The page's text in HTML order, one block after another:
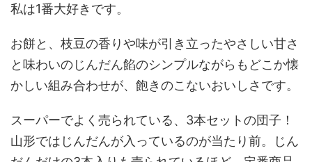
私は1番大好きです。
お餅と、枝豆の香りや味が引き立ったやさしい甘さ
と味わいのじんだん餡のシンプルながらもどこか懐
かしい組み合わせが、飽きのこないおいしさです。
スーパーでよく売られている、3本セットの団子！
山形ではじんだんが入っているのが当たり前。じん